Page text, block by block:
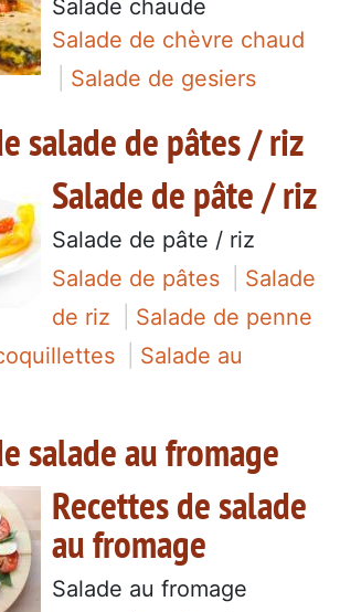
Salade chaude
Salade de chèvre chaud
Salade de gesiers
salade de pâtes / riz
Salade de pâte / riz
Salade de pâte / riz
Salade de pâtes
Salade
de riz
Salade de penne
Salade au
salade au fromage
Recettes de salade
au fromage
Salade au fromage